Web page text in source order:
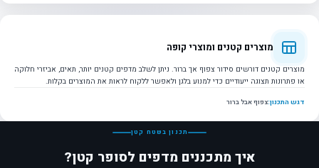
מוצרים קטנים ומוצרי קופה
מוצרים קטנים דורשים סידור צפוף אך ברור. ניתן לשלב מדפים קטנים יותר, תאים, אביזרי חלוקה
או פתרונות תצוגה ייעודיים כדי למנוע בלגן ולאפשר ללקוח לראות את המוצרים בקלות.
דגש התכנון:צפוף אבל ברור
תכנון בשטח קטן
איך מתכננים מדפים לסופר קטן?